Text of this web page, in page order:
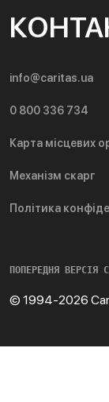
info@caritas.ua
0 800 336 734
Карта місцевих
Механізм скарг
Політика
ПОПЕРЕДНЯ ВЕРСІЯ
© 1994-2026